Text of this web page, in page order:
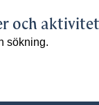
och
sökning.